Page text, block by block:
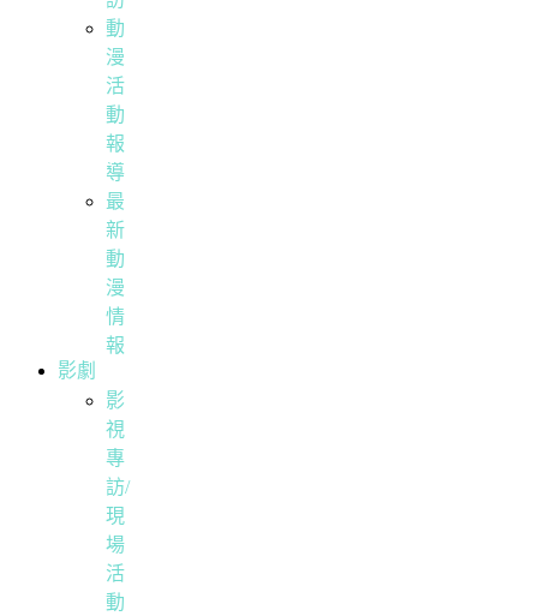
動
漫
活
動
報
導
最
新
動
漫
情
報
影劇
影
視
專
訪/
現
場
活
動